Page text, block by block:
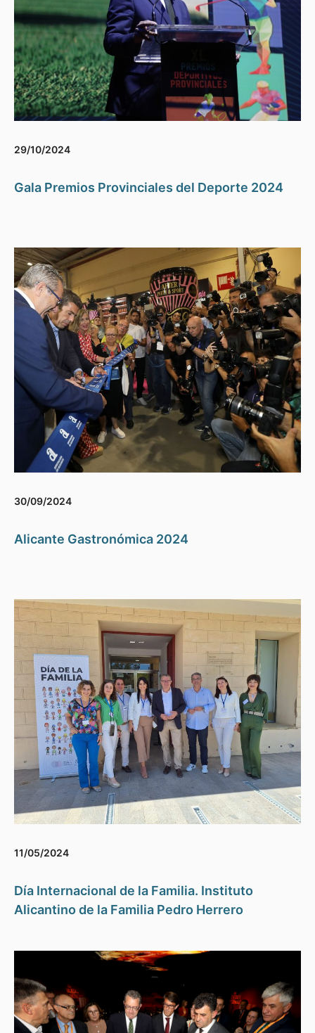
29/10/2024
Gala Premios Provinciales del Deporte 2024
30/09/2024
Alicante Gastronómica 2024
11/05/2024
Día Internacional de la Familia. Instituto
Alicantino de la Familia Pedro Herrero